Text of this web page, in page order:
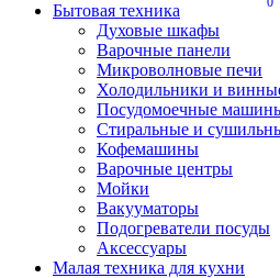
Бытовая техника
Духовые шкафы
Варочные панели
Микроволновые печи
Холодильники и
Посудомоечные
Стиральные и
Кофемашины
Варочные центры
Мойки
Вакууматоры
Подогреватели посуды
Аксессуары
Малая техника для кухни